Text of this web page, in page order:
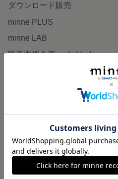
ダウンロード販売
minne PLUS
minne LAB
販売支援企画・イベント
minneとものづくりと
minne学習帖
minneの本
企業の方へ